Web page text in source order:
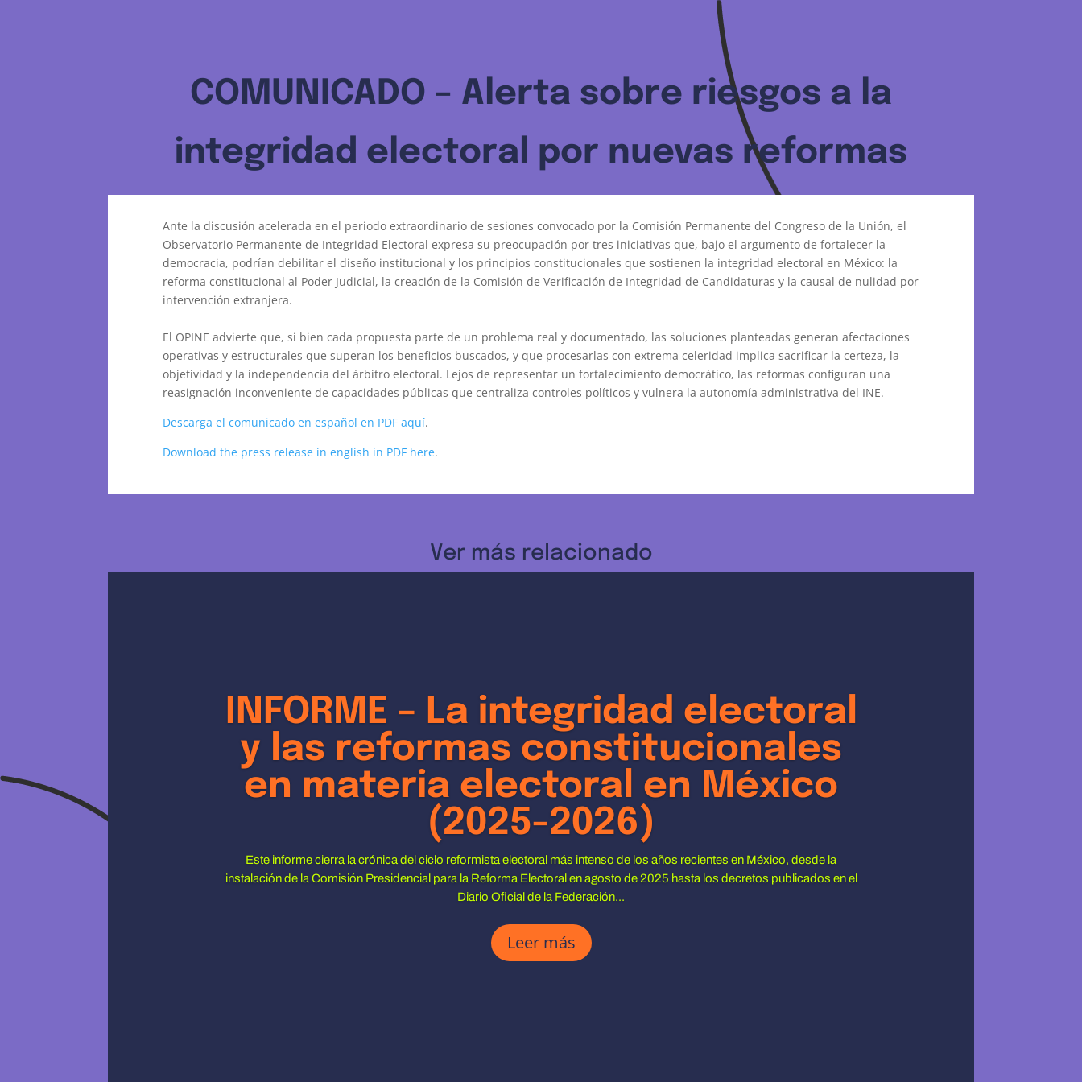
COMUNICADO – Alerta sobre riesgos a la
integridad electoral por nuevas reformas
Ante la discusión acelerada en el periodo extraordinario de sesiones convocado por la Comisión Permanente del Congreso de la Unión, el
Observatorio Permanente de Integridad Electoral expresa su preocupación por tres iniciativas que, bajo el argumento de fortalecer la
democracia, podrían debilitar el diseño institucional y los principios constitucionales que sostienen la integridad electoral en México: la
reforma constitucional al Poder Judicial, la creación de la Comisión de Verificación de Integridad de Candidaturas y la causal de nulidad por
intervención extranjera.
El OPINE advierte que, si bien cada propuesta parte de un problema real y documentado, las soluciones planteadas generan afectaciones
operativas y estructurales que superan los beneficios buscados, y que procesarlas con extrema celeridad implica sacrificar la certeza, la
objetividad y la independencia del árbitro electoral. Lejos de representar un fortalecimiento democrático, las reformas configuran una
reasignación inconveniente de capacidades públicas que centraliza controles políticos y vulnera la autonomía administrativa del INE.
Descarga el comunicado en español en PDF aquí.
Download the press release in english in PDF here.
Ver más relacionado
INFORME – La integridad electoral
y las reformas constitucionales
en materia electoral en México
(2025-2026)
Este informe cierra la crónica del ciclo reformista electoral más intenso de los años recientes en México, desde la
instalación de la Comisión Presidencial para la Reforma Electoral en agosto de 2025 hasta los decretos publicados en el
Diario Oficial de la Federación...
Leer más